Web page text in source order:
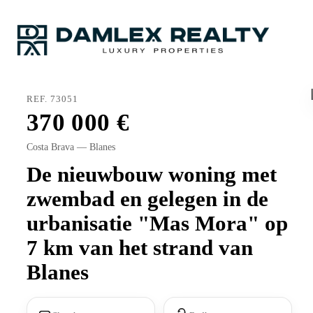
REF. 73051
370 000
Costa Brava — Blanes
De nieuwbouw woning met
zwembad en gelegen in de
urbanisatie "Mas Mora" op
7 km van het strand van
Blanes